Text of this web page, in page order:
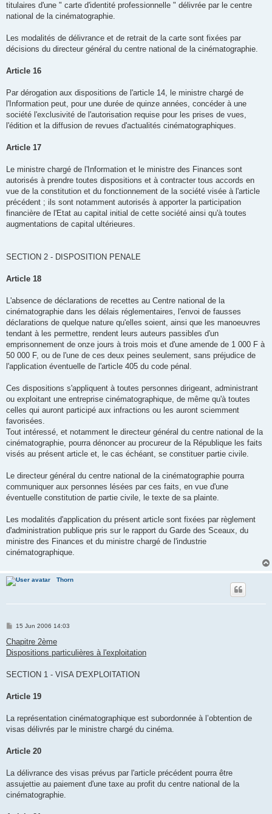
titulaires d'une " carte d'identité professionnelle " délivrée par le centre
national de la cinématographie.
Les modalités de délivrance et de retrait de la carte sont fixées par
décisions du directeur général du centre national de la cinématographie.
Article 16
Par dérogation aux dispositions de l'article 14, le ministre chargé de
l'Information peut, pour une durée de quinze années, concéder à une
société l'exclusivité de l'autorisation requise pour les prises de vues,
l'édition et la diffusion de revues d'actualités cinématographiques.
Article 17
Le ministre chargé de l'Information et le ministre des Finances sont
autorisés à prendre toutes dispositions et à contracter tous accords en
vue de la constitution et du fonctionnement de la société visée à l'article
précédent ; ils sont notamment autorisés à apporter la participation
financière de l'Etat au capital initial de cette société ainsi qu'à toutes
augmentations de capital ultérieures.
SECTION 2 - DISPOSITION PENALE
Article 18
L'absence de déclarations de recettes au Centre national de la
cinématographie dans les délais réglementaires, l'envoi de fausses
déclarations de quelque nature qu'elles soient, ainsi que les manoeuvres
tendant à les permettre, rendent leurs auteurs passibles d'un
emprisonnement de onze jours à trois mois et d'une amende de 1 000 F à
50 000 F, ou de l'une de ces deux peines seulement, sans préjudice de
l'application éventuelle de l'article 405 du code pénal.
Ces dispositions s'appliquent à toutes personnes dirigeant, administrant
ou exploitant une entreprise cinématographique, de même qu'à toutes
celles qui auront participé aux infractions ou les auront sciemment
favorisées.
Tout intéressé, et notamment le directeur général du centre national de la
cinématographie, pourra dénoncer au procureur de la République les faits
visés au présent article et, le cas échéant, se constituer partie civile.
Le directeur général du centre national de la cinématographie pourra
communiquer aux personnes lésées par ces faits, en vue d'une
éventuelle constitution de partie civile, le texte de sa plainte.
Les modalités d'application du présent article sont fixées par règlement
d'administration publique pris sur le rapport du Garde des Sceaux, du
ministre des Finances et du ministre chargé de l'industrie
cinématographique.
Thorn
P
s
t
15 Jun 2006 14:03
Chapitre 2ème
Dispositions particulières à l'exploitation
SECTION 1 - VISA D'EXPLOITATION
Article 19
La représentation cinématographique est subordonnée à l’obtention de
visas délivrés par le ministre chargé du cinéma.
Article 20
La délivrance des visas prévus par l'article précédent pourra être
assujettie au paiement d'une taxe au profit du centre national de la
cinématographie.